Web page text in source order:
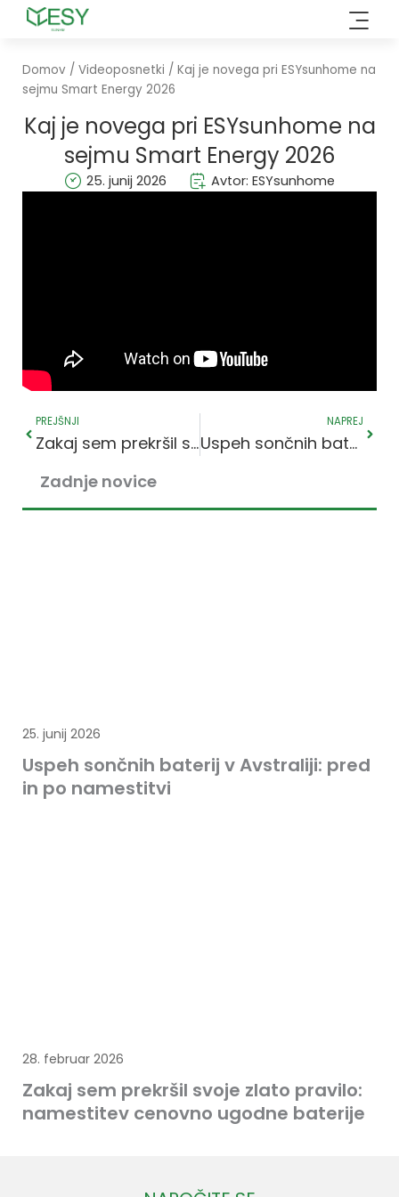
Preskoči
Domov / Videoposnetki / Kaj je novega pri ESYsunhome na
sejmu Smart Energy 2026
Kaj je novega pri ESYsunhome na
sejmu Smart Energy 2026
25. junij 2026 Avtor: ESYsunhome
Prejšnje
PREJŠNJI
Zakaj sem prekršil svoje zlato pravilo: namestitev cenovno ugodne baterije
NAPREJ
Uspeh sončnih baterij v Avstraliji: pred in po namestitvi
Zadnje novice
25. junij 2026
Uspeh sončnih baterij v Avstraliji: pred
in po namestitvi
28. februar 2026
Zakaj sem prekršil svoje zlato pravilo:
namestitev cenovno ugodne baterije